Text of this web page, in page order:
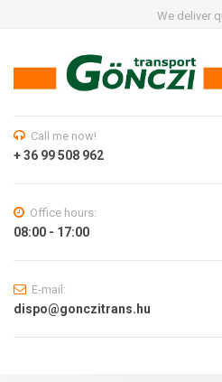
We deliver
Call me now!
+ 36 99 508 962
Office hours:
08:00 - 17:00
E-mail:
dispo@gonczitrans.hu